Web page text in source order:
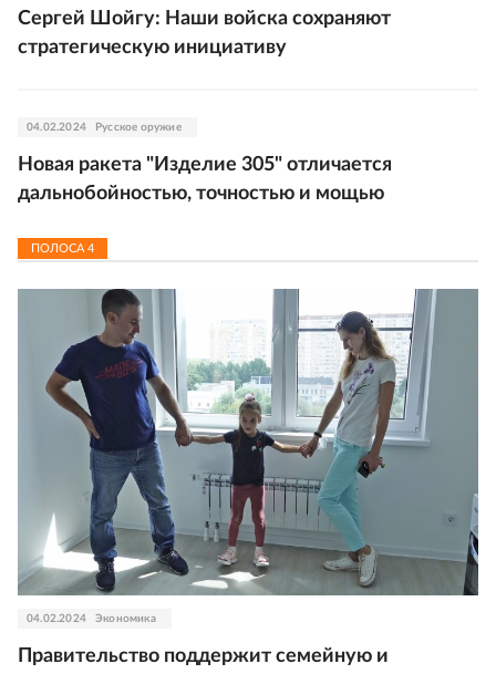
Сергей Шойгу: Наши войска сохраняют
стратегическую инициативу
04.02.2024 Русское оружие
Новая ракета "Изделие 305" отличается
дальнобойностью, точностью и мощью
ПОЛОСА 4
04.02.2024 Экономика
Правительство поддержит семейную и